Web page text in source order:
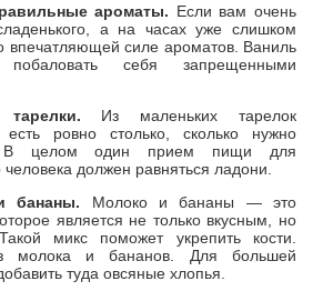
ароматы. Если вам очень
а на часах уже слишком
впечатляющей силе ароматов. Ваниль
себя запрещенными
тарелки. Из маленьких тарелок
ровно столько, сколько нужно
В целом один прием пищи для
человека должен равняться ладони.
бананы. Молоко и бананы — это
является не только вкусным, но
микс поможет укрепить кости.
молока и бананов. Для большей
туда овсяные хлопья.